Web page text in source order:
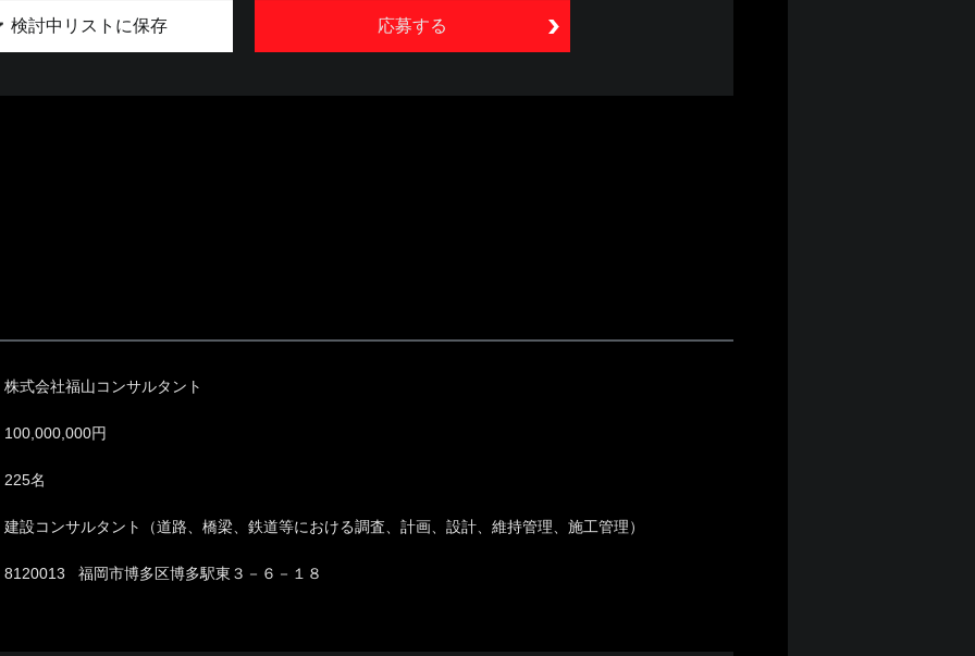
応募する
検討中リストに保存
株式会社福山コンサルタント
100,000,000円
225名
建設コンサルタント（道路、橋梁、鉄道等における調査、計画、設計、維持管理、施工管理）
8120013 福岡市博多区博多駅東３－６－１８